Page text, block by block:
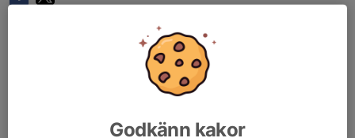
Godkänn kakor